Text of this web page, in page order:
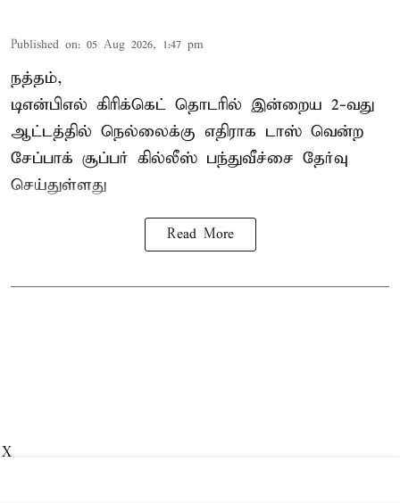
Published on: 05 Aug 2026, 1:47 pm
நத்தம்,
டிஎன்பிஎல் கிரிக்கெட் தொடரில் இன்றைய 2-வது
ஆட்டத்தில் நெல்லைக்கு எதிராக டாஸ் வென்ற
சேப்பாக் சூப்பர் கில்லீஸ் பந்துவீச்சை தேர்வு
செய்துள்ளது
Read More
X